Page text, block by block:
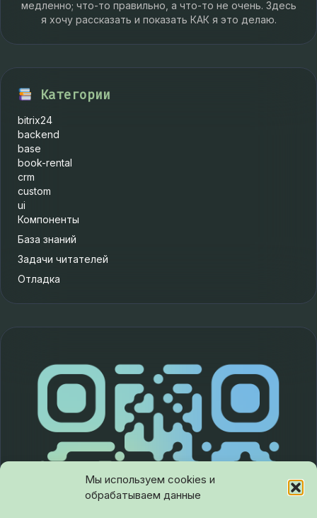
Мы используем cookies и
обрабатываем данные
медленно; что-то правильно, а что-то не очень. Здесь
я хочу рассказать и показать КАК я это делаю.
Категории
bitrix24
backend
base
book-rental
crm
custom
ui
Компоненты
База знаний
Задачи читателей
Отладка